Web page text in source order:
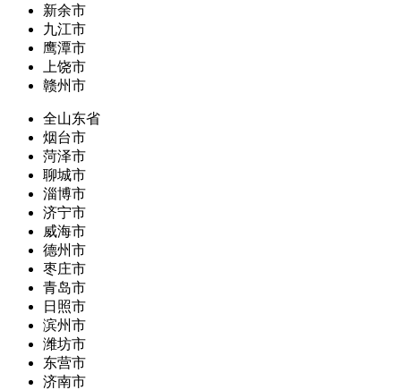
新余市
九江市
鹰潭市
上饶市
赣州市
全山东省
烟台市
菏泽市
聊城市
淄博市
济宁市
威海市
德州市
枣庄市
青岛市
日照市
滨州市
潍坊市
东营市
济南市